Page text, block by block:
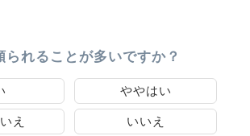
られることが多いですか？
ややはい
え いいえ